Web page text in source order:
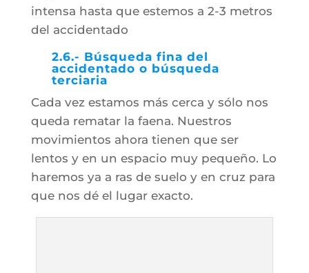
intensa hasta que estemos a 2-3 metros
del accidentado
2.6.- Búsqueda fina del
accidentado o búsqueda
terciaria
Cada vez estamos más cerca y sólo nos
queda rematar la faena. Nuestros
movimientos ahora tienen que ser
lentos y en un espacio muy pequeño. Lo
haremos ya a ras de suelo y en cruz para
que nos dé el lugar exacto.